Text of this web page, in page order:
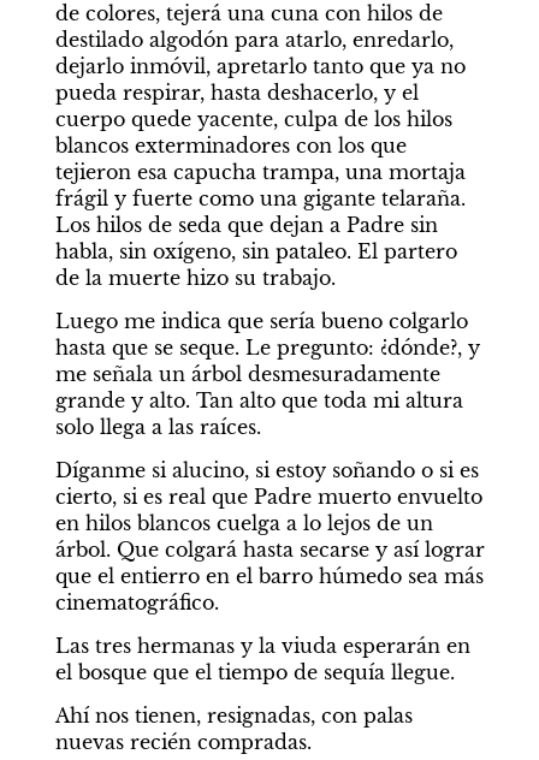
de colores, tejerá una cuna con hilos de
destilado algodón para atarlo, enredarlo,
dejarlo inmóvil, apretarlo tanto que ya no
pueda respirar, hasta deshacerlo, y el
cuerpo quede yacente, culpa de los hilos
blancos exterminadores con los que
tejieron esa capucha trampa, una mortaja
frágil y fuerte como una gigante telaraña.
Los hilos de seda que dejan a Padre sin
habla, sin oxígeno, sin pataleo. El partero
de la muerte hizo su trabajo.
Luego me indica que sería bueno colgarlo
hasta que se seque. Le pregunto: ¿dónde?, y
me señala un árbol desmesuradamente
grande y alto. Tan alto que toda mi altura
solo llega a las raíces.
Díganme si alucino, si estoy soñando o si es
cierto, si es real que Padre muerto envuelto
en hilos blancos cuelga a lo lejos de un
árbol. Que colgará hasta secarse y así lograr
que el entierro en el barro húmedo sea más
cinematográfico.
Las tres hermanas y la viuda esperarán en
el bosque que el tiempo de sequía llegue.
Ahí nos tienen, resignadas, con palas
nuevas recién compradas.